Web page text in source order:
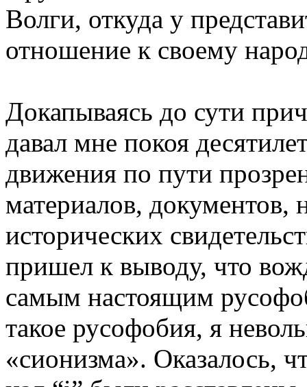
Волги, откуда у
отношение к своему
Докапываясь до сути
давал мне покоя
движения по пути
материалов,
исторических
пришел к выводу, что
самым настоящим
такое русофобия, я
«сионизма». Оказалось,